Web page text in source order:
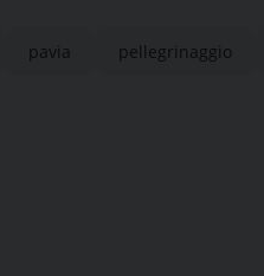
pavia pellegrinaggio